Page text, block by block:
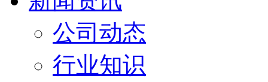
公司动态
行业知识